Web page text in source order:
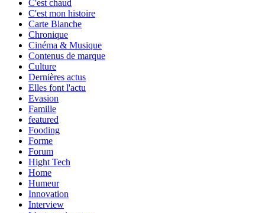
C'est chaud
C'est mon histoire
Carte Blanche
Chronique
Cinéma & Musique
Contenus de marque
Culture
Dernières actus
Elles font l'actu
Evasion
Famille
featured
Fooding
Forme
Forum
Hight Tech
Home
Humeur
Innovation
Interview